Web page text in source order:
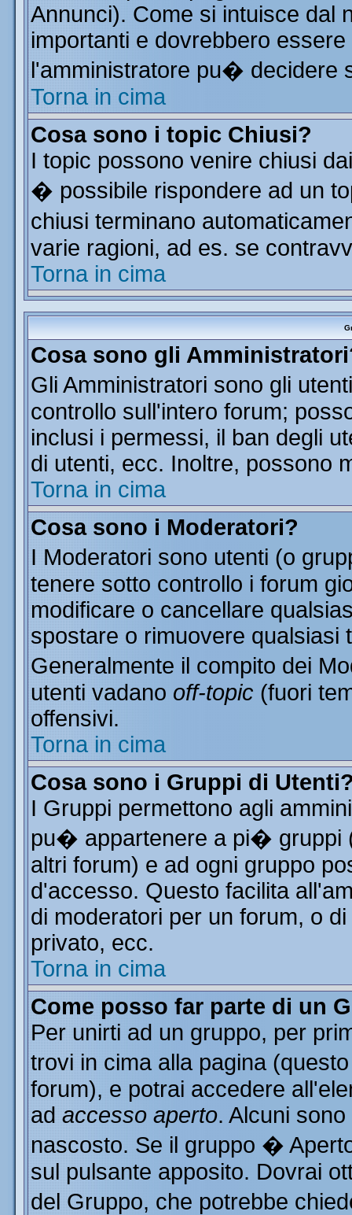
Annunci). Come si intuisce dal
importanti e dovrebbero
l'amministratore pu�
Torna in cima
Cosa sono i topic Chiusi?
I topic possono venire chiusi
� possibile rispondere ad un
chiusi terminano
varie ragioni, ad es. se
Torna in cima
Cosa sono gli
Gli Amministratori sono gli
controllo sull'intero forum;
inclusi i permessi, il ban degli
di utenti, ecc. Inoltre, possono
Torna in cima
Cosa sono i Moderatori?
I Moderatori sono utenti (o
tenere sotto controllo i forum
modificare o cancellare
spostare o rimuovere qualsiasi
Generalmente il compito dei
utenti vadano off-topic (fuori
offensivi.
Torna in cima
Cosa sono i Gruppi di
I Gruppi permettono agli
pu� appartenere a pi� gruppi
altri forum) e ad ogni gruppo
d'accesso. Questo facilita
di moderatori per un forum, o
privato, ecc.
Torna in cima
Come posso far parte di un
Per unirti ad un gruppo, per
trovi in cima alla pagina
forum), e potrai accedere
ad accesso aperto. Alcuni
nascosto. Se il gruppo �
sul pulsante apposito. Dovrai
del Gruppo, che potrebbe